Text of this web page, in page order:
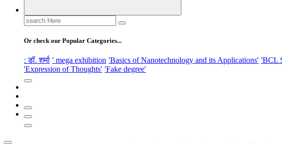
Search
for:
Or check our Popular Categories...
: डॉ. शर्मा ' mega exhibition 'Basics of Nanotechnology and its Applications' 'BCL
'Expression of Thoughts' 'Fake degree'